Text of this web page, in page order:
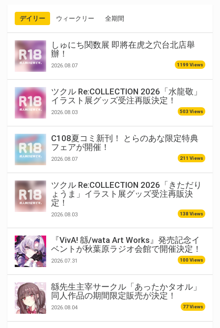
デイリー ウィークリー 全期間
しゅにち関数展 即將在虎之穴台北店舉
辦！
2026.08.07 1199 Views
ツクル Re:COLLECTION 2026「水龍敬」
イラスト展グッズ受注再販決定！
2026.08.03 503 Views
C108夏コミ新刊！ とらのあな限定特典
フェアが開催！
2026.08.07 211 Views
ツクル Re:COLLECTION 2026「きただり
ょうま」イラスト展グッズ受注再販決
定！
2026.08.03 138 Views
『VivA! 緜/wata Art Works』発売記念イ
ベントが秋葉原ラジオ会館で開催決定！
2026.07.31 100 Views
緜先生主宰サークル「あったかタオル」
同人作品の期間限定販売が決定！
2026.08.04 77 Views